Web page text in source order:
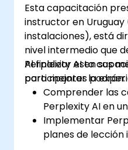
Esta capacitación
instructor en Uruguay
instalaciones), está
nivel intermedio que
Perplexity AI en sus
para mejorar la
Al finalizar esta
participantes podrán:
Comprender las
Perplexity AI en
Implementar
planes de